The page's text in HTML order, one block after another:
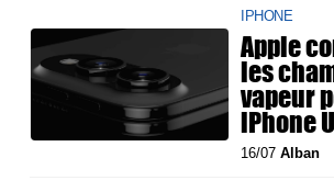
IPHONE
Apple
les
vapeur
iPhone
16/07Alban